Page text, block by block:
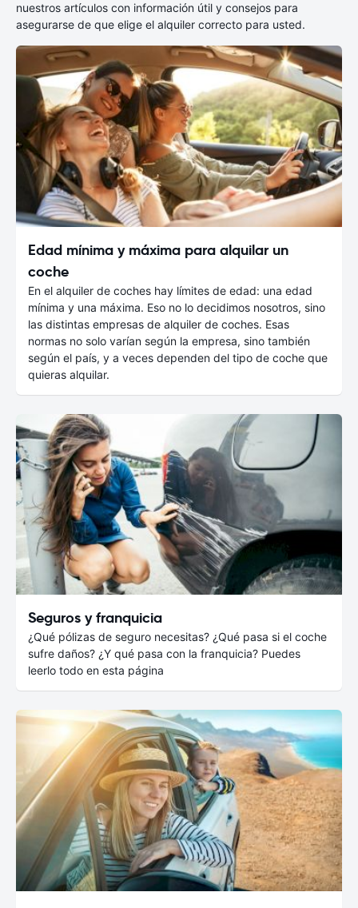
nuestros artículos con información útil y consejos para
asegurarse de que elige el alquiler correcto para usted.
Edad mínima y máxima para alquilar un
coche
En el alquiler de coches hay límites de edad: una edad
mínima y una máxima. Eso no lo decidimos nosotros, sino
las distintas empresas de alquiler de coches. Esas
normas no solo varían según la empresa, sino también
según el país, y a veces dependen del tipo de coche que
quieras alquilar.
Seguros y franquicia
¿Qué pólizas de seguro necesitas? ¿Qué pasa si el coche
sufre daños? ¿Y qué pasa con la franquicia? Puedes
leerlo todo en esta página